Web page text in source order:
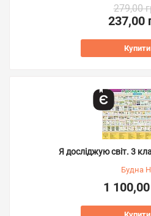
279,00
237,00
Купити
Я досліджую світ. 3
Будна
1